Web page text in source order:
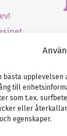
bästa
till
som t.ex.
eller
egenskaper.